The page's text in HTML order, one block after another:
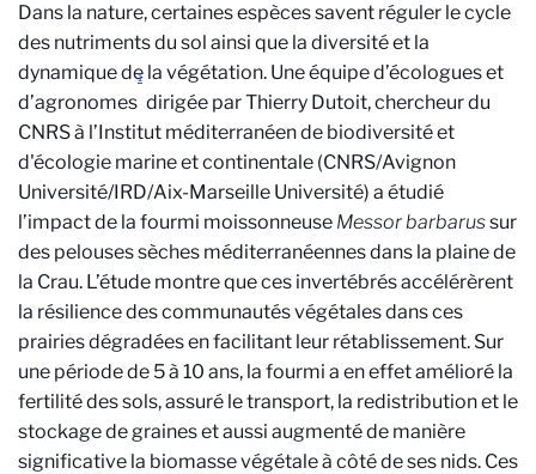
Dans la nature, certaines espèces savent réguler le cycle
des nutriments du sol ainsi que la diversité et la
dynamique de la végétation. Une équipe d’écologues et
d’agronomes
1
dirigée par Thierry Dutoit, chercheur du
CNRS à l’Institut méditerranéen de biodiversité et
d'écologie marine et continentale (CNRS/Avignon
Université/IRD/Aix-Marseille Université) a étudié
l’impact de la fourmi moissonneuse Messor barbarussur
des pelouses sèches méditerranéennes dans la plaine de
la Crau. L’étude montre que ces invertébrés accélérèrent
la résilience des communautés végétales dans ces
prairies dégradées en facilitant leur rétablissement. Sur
une période de 5 à 10 ans, la fourmi a en effet amélioré la
fertilité des sols, assuré le transport, la redistribution et le
stockage de graines et aussi augmenté de manière
significative la biomasse végétale à côté de ses nids. Ces